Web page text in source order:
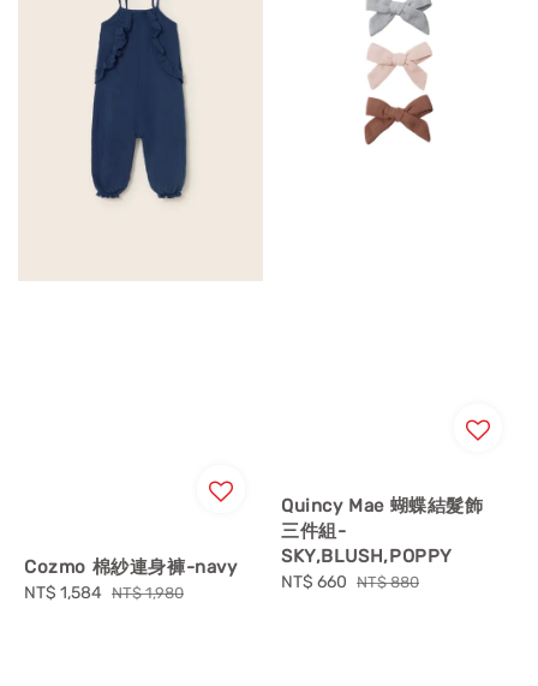
Cozmo 棉紗連身褲-navy
Sale
NT$ 1,584 Regular
NT$ 1,980
Quincy Mae 蝴蝶結髮飾
三件組-
SKY,BLUSH,POPPY
Sale
NT$ 660 Regular
NT$ 880